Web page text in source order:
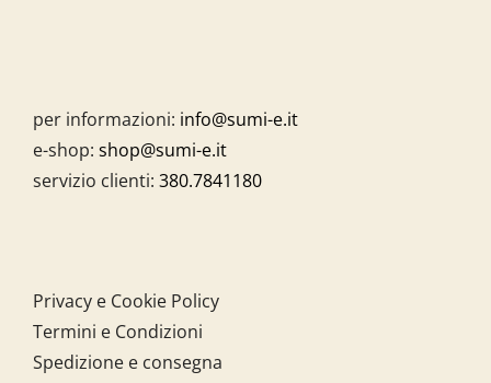
per informazioni: info@sumi-e.it
e-shop: shop@sumi-e.it
servizio clienti: 380.7841180
Privacy e Cookie Policy
Termini e Condizioni
Spedizione e consegna